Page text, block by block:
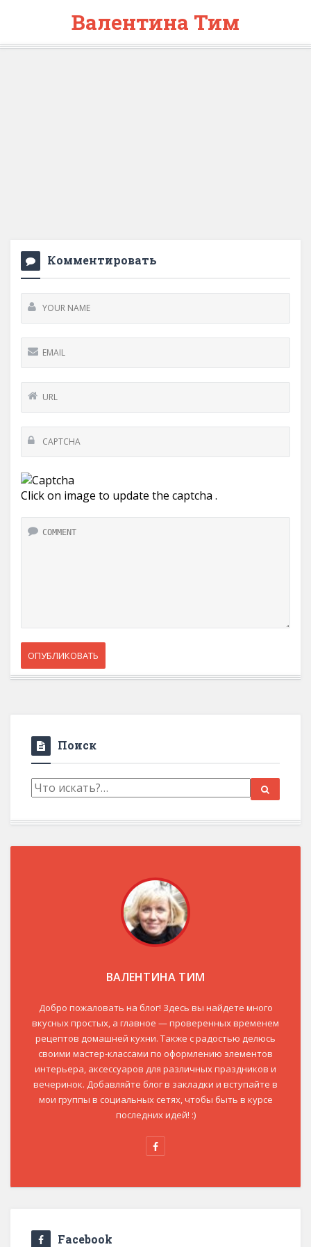
Валентина Тим
Комментировать
Click on image to update the captcha .
Поиск
ВАЛЕНТИНА ТИМ
Добро пожаловать на блог! Здесь вы найдете много
вкусных простых, а главное — проверенных временем
рецептов домашней кухни. Также с радостью делюсь
своими мастер-классами по оформлению элементов
интерьера, аксессуаров для различных праздников и
вечеринок. Добавляйте блог в закладки и вступайте в
мои группы в социальных сетях, чтобы быть в курсе
последних идей! :)
Facebook